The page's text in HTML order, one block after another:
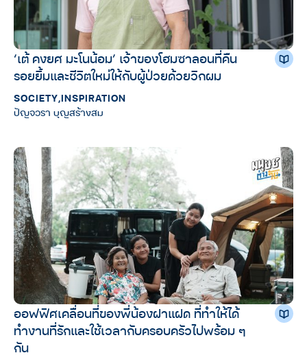
‘เต้​ คงยศ​ มะโนน้อม’​ เจ้าของโฮมซาลอนที่คืน
รอยยิ้มและชีวิตใหม่ให้กับผู้ป่วยด้วยวิกผม
SOCIETY,INSPIRATION
ปัญจวรา บุญสร้างสม
ออฟฟิศเคลื่อนที่ของพี่น้องฝาแฝด ที่ทำให้ได้
ทำงานที่รักและใช้เวลากับครอบครัวไปพร้อม ๆ
กัน